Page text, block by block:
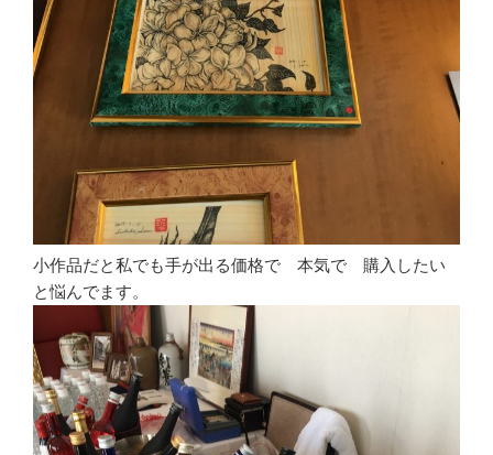
小作品だと私でも手が出る価格で 本気で 購入したい
と悩んでます。